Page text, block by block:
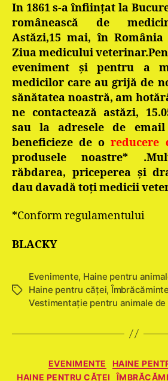
In 1861 s-a înfiinţat la
românească de
Astăzi,15 mai, în România
Ziua medicului
eveniment și pentru a
medicilor care au grijă de
sănătatea noastră, am
ne contactează astăzi,
sau la adresele de
beneficieze de o reducere
produsele noastre*
răbdarea, priceperea și
dau davadă toți medicii
*Conform regulamentului
BLACKY
Etichete
Evenimente, Haine pentru
Haine pentru căţei,
Vestimentație pentru animale de
EVENIMENTE
HAINE
HAINE PENTRU CĂŢEI